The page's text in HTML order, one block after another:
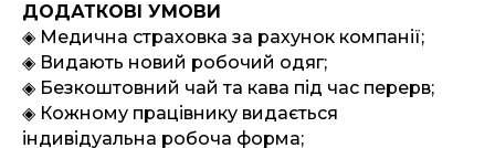
ДОДАТКОВІ УМОВИ
◈ Медична страховка за рахунок компанії;
◈ Видають новий робочий одяг;
◈ Безкоштовний чай та кава під час перерв;
◈ Кожному працівнику видається
індивідуальна робоча форма;
Відгуки про роботу